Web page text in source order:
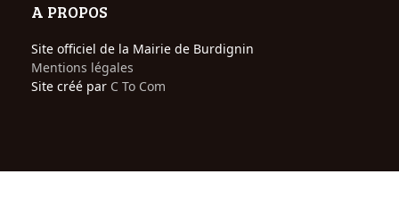
A PROPOS
Site officiel de la Mairie de Burdignin
Mentions légales
Site créé par C To Com